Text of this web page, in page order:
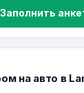
Заполнить
на авто в